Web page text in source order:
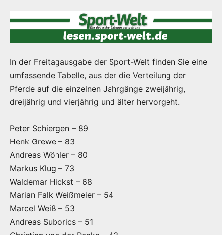
In der Freitagausgabe der Sport-Welt finden Sie eine
umfassende Tabelle, aus der die Verteilung der
Pferde auf die einzelnen Jahrgänge zweijährig,
dreijährig und vierjährig und älter hervorgeht.
Peter Schiergen – 89
Henk Grewe – 83
Andreas Wöhler – 80
Markus Klug – 73
Waldemar Hickst – 68
Marian Falk Weißmeier – 54
Marcel Weiß – 53
Andreas Suborics – 51